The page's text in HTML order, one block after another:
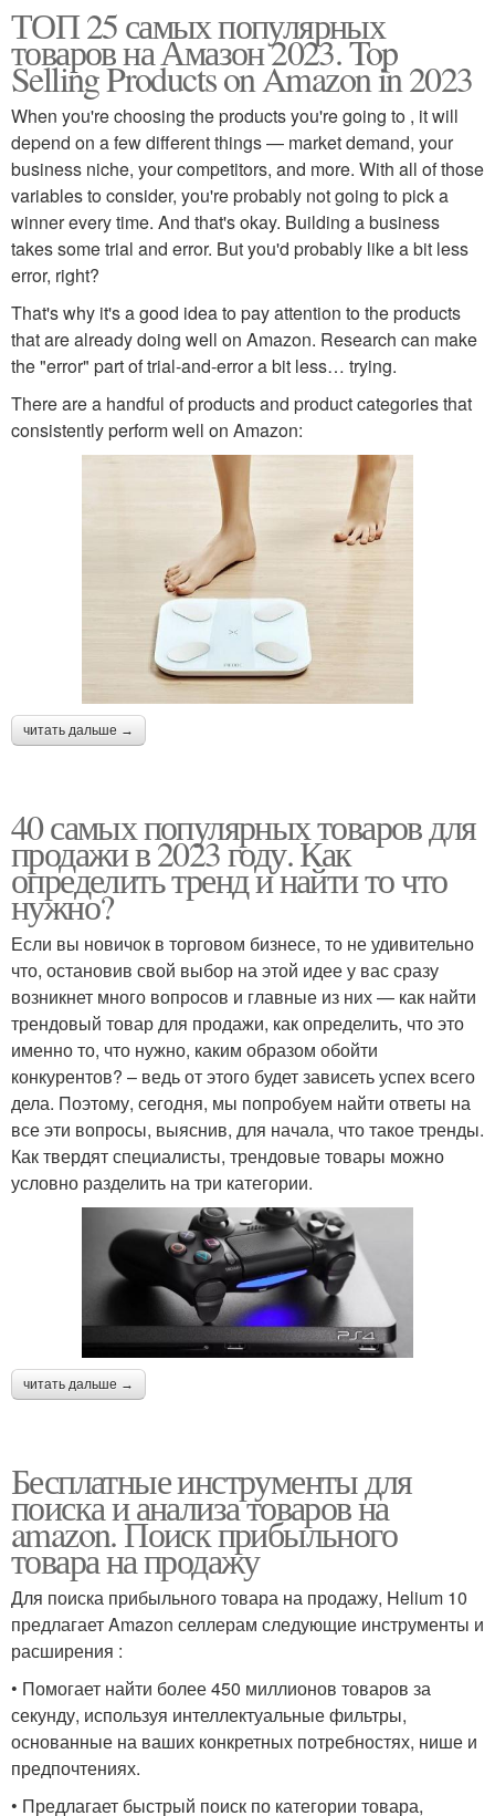
ТОП 25 самых популярных
товаров на Амазон 2023. Top
Selling Products on Amazon in 2023
When you're choosing the products you're going to , it will
depend on a few different things — market demand, your
business niche, your competitors, and more. With all of those
variables to consider, you're probably not going to pick a
winner every time. And that's okay. Building a business
takes some trial and error. But you'd probably like a bit less
error, right?
That's why it's a good idea to pay attention to the products
that are already doing well on Amazon. Research can make
the "error" part of trial-and-error a bit less… trying.
There are a handful of products and product categories that
consistently perform well on Amazon:
читать дальше →
40 самых популярных товаров для
продажи в 2023 году. Как
определить тренд и найти то что
нужно?
Если вы новичок в торговом бизнесе, то не удивительно
что, остановив свой выбор на этой идее у вас сразу
возникнет много вопросов и главные из них — как найти
трендовый товар для продажи, как определить, что это
именно то, что нужно, каким образом обойти
конкурентов? – ведь от этого будет зависеть успех всего
дела. Поэтому, сегодня, мы попробуем найти ответы на
все эти вопросы, выяснив, для начала, что такое тренды.
Как твердят специалисты, трендовые товары можно
условно разделить на три категории.
читать дальше →
Бесплатные инструменты для
поиска и анализа товаров на
amazon. Поиск прибыльного
товара на продажу
Для поиска прибыльного товара на продажу, Helium 10
предлагает Amazon селлерам следующие инструменты и
расширения :
• Помогает найти более 450 миллионов товаров за
секунду, используя интеллектуальные фильтры,
основанные на ваших конкретных потребностях, нише и
предпочтениях.
• Предлагает быстрый поиск по категории товара,